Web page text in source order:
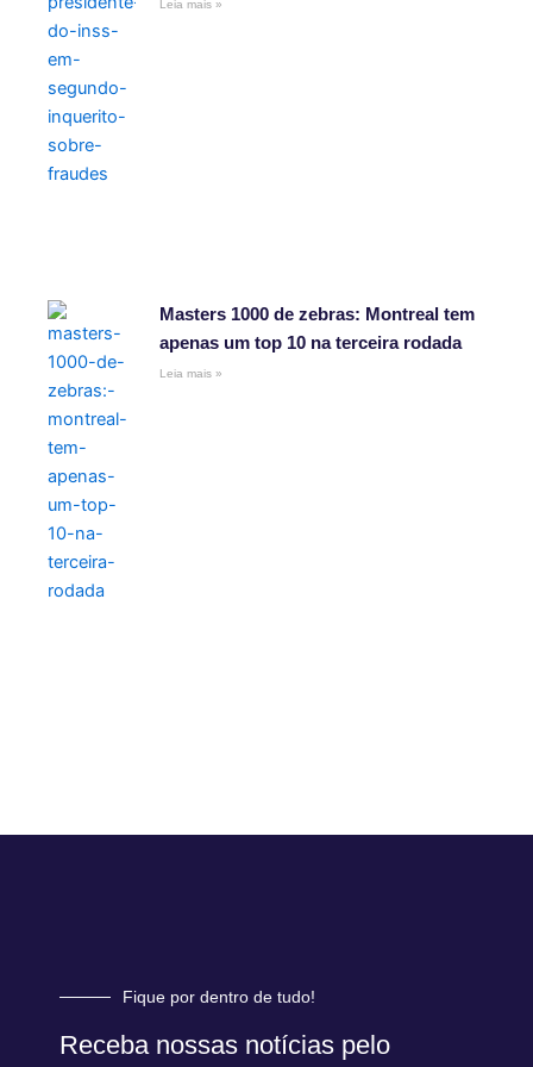
Leia mais »
Masters 1000 de zebras: Montreal tem
apenas um top 10 na terceira rodada
Leia mais »
Fique por dentro de tudo!
Receba nossas notícias pelo